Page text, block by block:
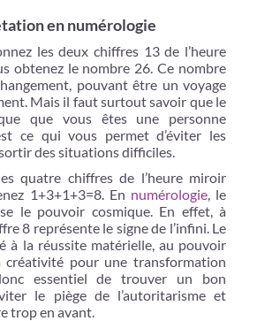
en numérologie
les deux chiffres 13 de l’heure
obtenez le nombre 26. Ce nombre
pouvant être un voyage
Mais il faut surtout savoir que le
que vous êtes une personne
ce qui vous permet d’éviter les
des situations difficiles.
quatre chiffres de l’heure miroir
1+3+1+3=8. En numérologie, le
le pouvoir cosmique. En effet, à
8 représente le signe de l’infini. Le
à la réussite matérielle, au pouvoir
créativité pour une transformation
essentiel de trouver un bon
le piège de l’autoritarisme et
trop en avant.